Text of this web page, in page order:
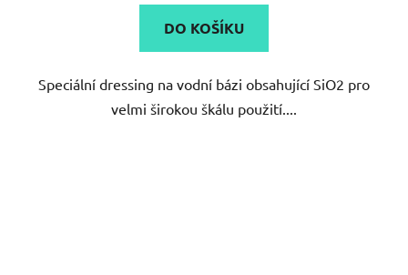
4,9
z
hvězdiček.
DO KOŠÍKU
Speciální dressing na vodní bázi obsahující SiO2 pro
velmi širokou škálu použití....